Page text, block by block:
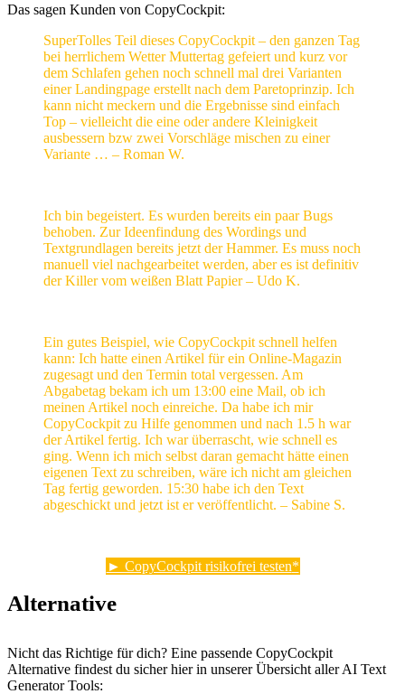
Das sagen Kunden von CopyCockpit:
SuperTolles Teil dieses CopyCockpit – den ganzen Tag
bei herrlichem Wetter Muttertag gefeiert und kurz vor
dem Schlafen gehen noch schnell mal drei Varianten
einer Landingpage erstellt nach dem Paretoprinzip. Ich
kann nicht meckern und die Ergebnisse sind einfach
Top – vielleicht die eine oder andere Kleinigkeit
ausbessern bzw zwei Vorschläge mischen zu einer
Variante … – Roman W.
Ich bin begeistert. Es wurden bereits ein paar Bugs
behoben. Zur Ideenfindung des Wordings und
Textgrundlagen bereits jetzt der Hammer. Es muss noch
manuell viel nachgearbeitet werden, aber es ist definitiv
der Killer vom weißen Blatt Papier – Udo K.
Ein gutes Beispiel, wie CopyCockpit schnell helfen
kann: Ich hatte einen Artikel für ein Online-Magazin
zugesagt und den Termin total vergessen. Am
Abgabetag bekam ich um 13:00 eine Mail, ob ich
meinen Artikel noch einreiche. Da habe ich mir
CopyCockpit zu Hilfe genommen und nach 1.5 h war
der Artikel fertig. Ich war überrascht, wie schnell es
ging. Wenn ich mich selbst daran gemacht hätte einen
eigenen Text zu schreiben, wäre ich nicht am gleichen
Tag fertig geworden. 15:30 habe ich den Text
abgeschickt und jetzt ist er veröffentlicht. – Sabine S.
► CopyCockpit risikofrei testen
Alternative
Nicht das Richtige für dich? Eine passende CopyCockpit
Alternative findest du sicher hier in unserer Übersicht aller AI Text
Generator Tools: